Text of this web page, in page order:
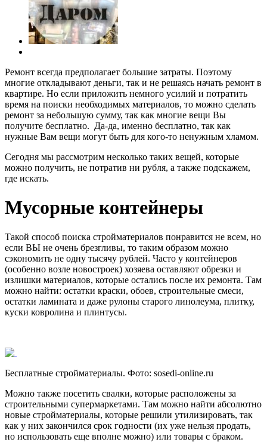
Ремонт всегда предполагает большие затраты. Поэтому
многие откладывают деньги, так и не решаясь начать ремонт в
квартире. Но если приложить немного усилий и потратить
время на поиски необходимых материалов, то можно сделать
ремонт за небольшую сумму, так как многие вещи Вы
получите бесплатно. Да-да, именно бесплатно, так как
нужные Вам вещи могут быть для кого-то ненужным хламом.
Сегодня мы рассмотрим несколько таких вещей, которые
можно получить, не потратив ни рубля, а также подскажем,
где искать.
Мусорные контейнеры
Такой способ поиска стройматериалов понравится не всем, но
если ВЫ не очень брезгливы, то таким образом можно
сэкономить не одну тысячу рублей. Часто у контейнеров
(особенно возле новостроек) хозяева оставляют обрезки и
излишки материалов, которые остались после их ремонта. Там
можно найти: остатки краски, обоев, строительные смеси,
остатки ламината и даже рулоны старого линолеума, плитку,
куски ковролина и плинтусы.
Бесплатные стройматериалы. Фото: sosedi-online.ru
Можно также посетить свалки, которые расположены за
строительными супермаркетами. Там можно найти абсолютно
новые стройматериалы, которые решили утилизировать, так
как у них закончился срок годности (их уже нельзя продать,
но использовать еще вполне можно) или товары с браком.